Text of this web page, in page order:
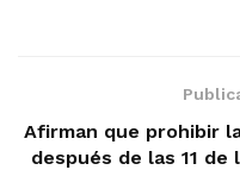
Afirman que prohibir
después de las 11